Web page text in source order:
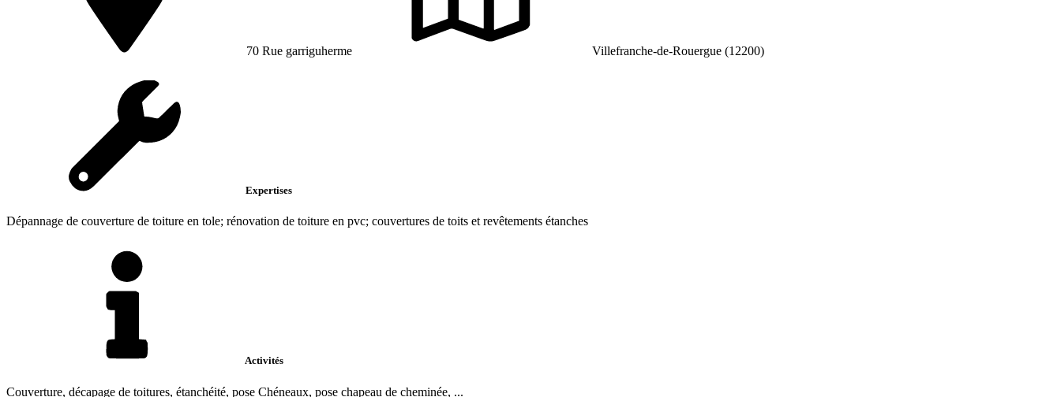
70 Rue garriguherme Villefranche-de-Rouergue (12200)
Expertises
Dépannage de couverture de toiture en tole; rénovation de toiture en pvc; couvertures de toits et revêtements étanches
Activités
Couverture, décapage de toitures, étanchéité, pose Chéneaux, pose chapeau de cheminée, ...